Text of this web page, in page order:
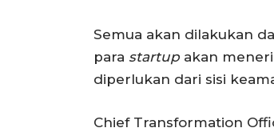
Semua akan dilakukan
para startup akan
diperlukan dari sisi
Chief Transformation